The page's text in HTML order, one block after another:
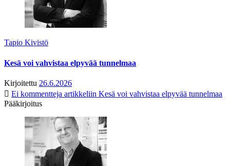
Tapio Kivistö
Kesä voi vahvistaa elpyvää tunnelmaa
Kirjoitettu 26.6.2026
Ei kommentteja artikkeliin Kesä voi vahvistaa elpyvää tunnelmaa
Pääkirjoitus